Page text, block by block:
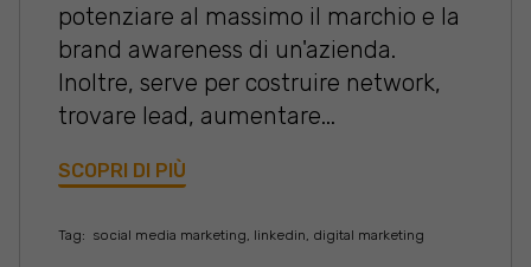
potenziare al massimo il marchio e la
brand awareness di un'azienda.
Inoltre, serve per costruire network,
trovare lead, aumentare...
SCOPRI DI PIÙ
Tag: social media marketing, linkedin, digital marketing